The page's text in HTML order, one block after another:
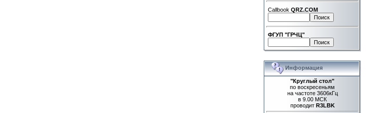
Callbook QRZ.COM
ФГУП "ГРЧЦ"
Информация
"Круглый стол"
по воскресеньям
на частоте 3606кГц
в 9.00 МСК
проводит R3LBK